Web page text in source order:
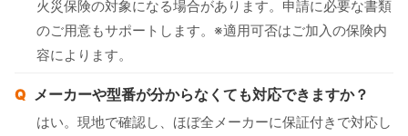
火災保険の対象になる場合があります。申請に必要な書類
のご用意もサポートします。※適用可否はご加入の保険内
容によります。
メーカーや型番が分からなくても対応できますか？
はい。現地で確認し、ほぼ全メーカーに保証付きで対応し